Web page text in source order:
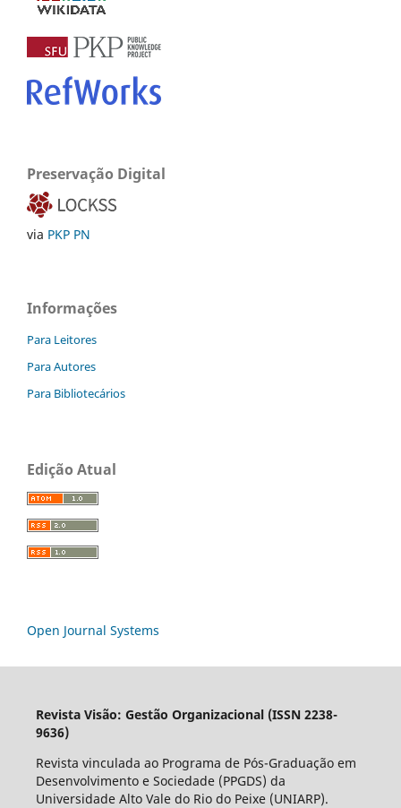
Preservação Digital
via PKP PN
Informações
Para Leitores
Para Autores
Para Bibliotecários
Edição Atual
Open Journal Systems
Revista Visão: Gestão Organizacional (ISSN 2238-
9636)
Revista vinculada ao Programa de Pós-Graduação em
Desenvolvimento e Sociedade (PPGDS) da
Universidade Alto Vale do Rio do Peixe (UNIARP).